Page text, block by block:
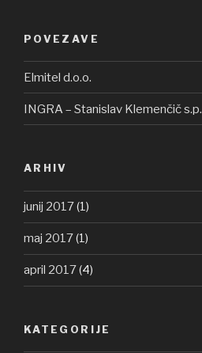
POVEZAVE
Elmitel d.o.o.
INGRA – Stanislav Klemenčič s.p.
ARHIV
junij 2017(1)
maj 2017(1)
april 2017(4)
KATEGORIJE